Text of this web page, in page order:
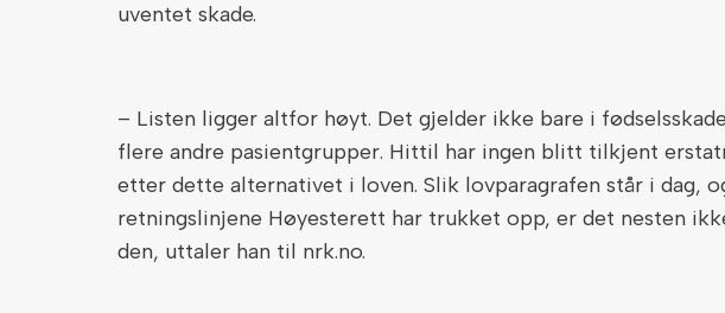
uventet skade.
– Listen ligger altfor høyt. Det gjelder ikke bare i
flere andre pasientgrupper. Hittil har ingen blitt tilkjent
etter dette alternativet i loven. Slik lovparagrafen står i dag,
retningslinjene Høyesterett har trukket opp, er det nesten
den, uttaler han til nrk.no.